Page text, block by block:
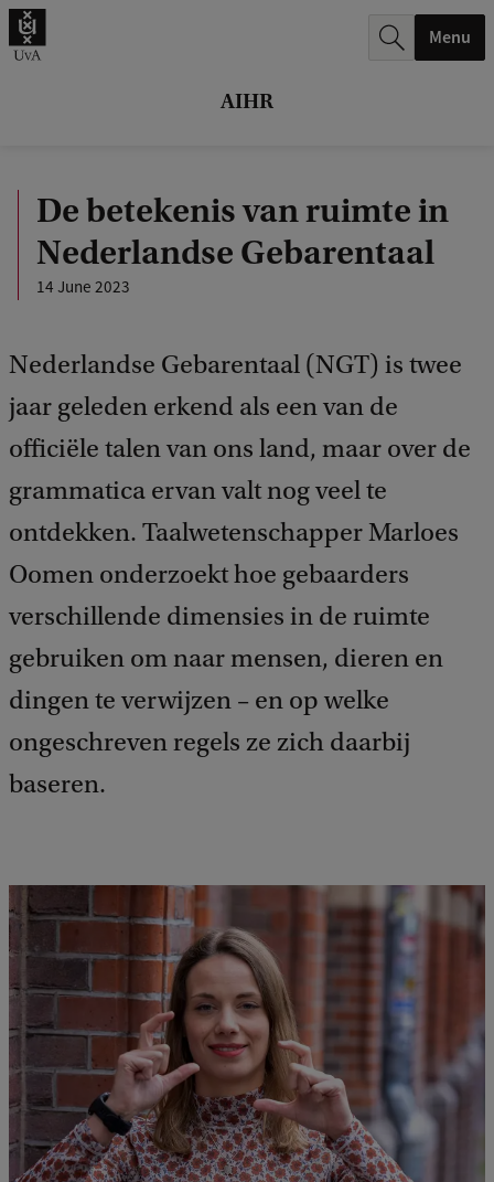
AIHR
.
Menu
De betekenis van ruimte in
Nederlandse Gebarentaal
14 June 2023
Nederlandse Gebarentaal (NGT) is twee
jaar geleden erkend als een van de
officiële talen van ons land, maar over de
grammatica ervan valt nog veel te
ontdekken. Taalwetenschapper Marloes
Oomen onderzoekt hoe gebaarders
verschillende dimensies in de ruimte
gebruiken om naar mensen, dieren en
dingen te verwijzen – en op welke
ongeschreven regels ze zich daarbij
baseren.